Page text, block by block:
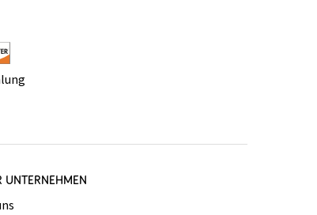
UNTERNEHMEN